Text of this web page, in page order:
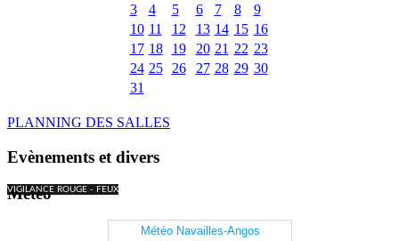
3
4 5 6 7 8
9
10 11 12 13 14 15 16
17 18 19 20 21 22 23
24 25 26 27 28 29 30
31
PLANNING DES SALLES
Evènements et divers
VIGILANCE ROUGE - FEUX
Météo